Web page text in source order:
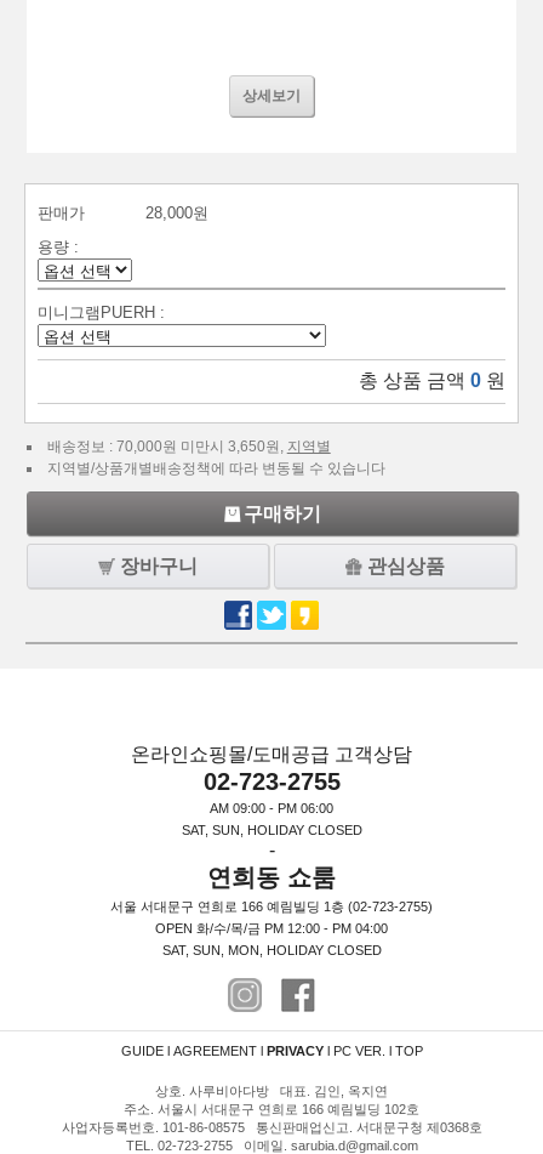
상세보기
판매가
28,000원
용량 :
미니그램PUERH :
총 상품 금액 0 원
배송정보 : 70,000원 미만시 3,650원, 지역별
지역별/상품개별배송정책에 따라 변동될 수 있습니다
구매하기
장바구니 관심상품
온라인쇼핑몰/도매공급 고객상담
02-723-2755
AM 09:00 - PM 06:00
SAT, SUN, HOLIDAY CLOSED
-
연희동 쇼룸
서울 서대문구 연희로 166 예림빌딩 1층 (02-723-2755)
OPEN 화/수/목/금 PM 12:00 - PM 04:00
SAT, SUN, MON, HOLIDAY CLOSED
GUIDEl AGREEMENTl PRIVACYl PC VER. l TOP
상호. 사루비아다방 대표. 김인, 옥지연
주소. 서울시 서대문구 연희로 166 예림빌딩 102호
사업자등록번호. 101-86-08575 통신판매업신고. 서대문구청 제0368호
TEL. 02-723-2755 이메일. sarubia.d@gmail.com